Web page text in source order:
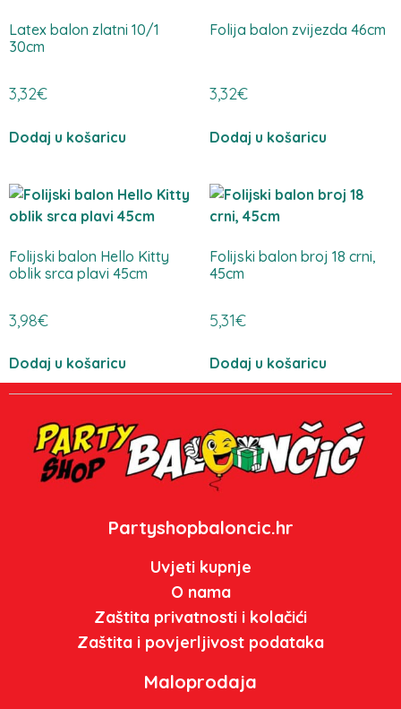
Latex balon zlatni 10/1
30cm
3,32€
Dodaj u košaricu
Folija balon zvijezda 46cm
3,32€
Dodaj u košaricu
Folijski balon Hello Kitty
oblik srca plavi 45cm
3,98€
Dodaj u košaricu
Folijski balon broj 18 crni,
45cm
5,31€
Dodaj u košaricu
Partyshopbaloncic.hr
Uvjeti kupnje
O nama
Zaštita privatnosti i kolačići
Zaštita i povjerljivost podataka
Maloprodaja